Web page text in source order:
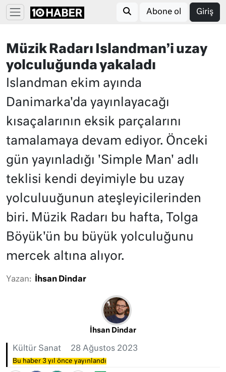
Abone ol Giriş
Müzik Radarı Islandman’i uzay
yolculuğunda yakaladı
Islandman ekim ayında
Danimarka'da yayınlayacağı
kısaçalarının eksik parçalarını
tamalamaya devam ediyor. Önceki
gün yayınladığı 'Simple Man' adlı
teklisi kendi deyimiyle bu uzay
yolculuuğunun ateşleyicilerinden
biri. Müzik Radarı bu hafta, Tolga
Böyük'ün bu büyük yolculuğunu
mercek altına alıyor.
Yazan: İhsan Dindar
İhsan Dindar
Kültür Sanat 28 Ağustos 2023
Bu haber 3 yıl önce yayınlandı